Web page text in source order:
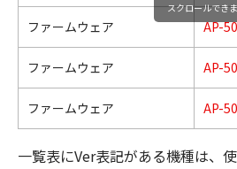
ファームウェア AP-
ファームウェア AP-
ファームウェア AP-
スクロールでき
一覧表にVer表記がある機種は、